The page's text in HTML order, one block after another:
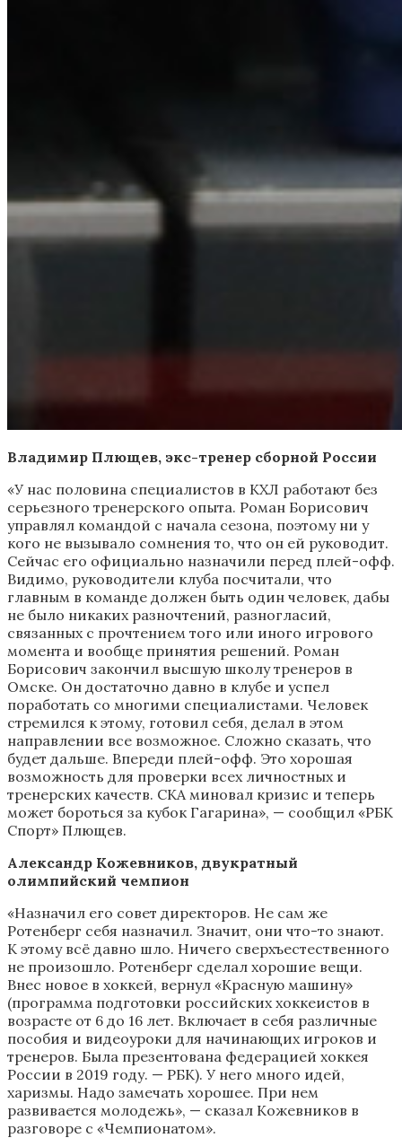
Владимир Плющев, экс-тренер сборной России
«У нас половина специалистов в КХЛ работают без
серьезного тренерского опыта. Роман Борисович
управлял командой с начала сезона, поэтому ни у
кого не вызывало сомнения то, что он ей руководит.
Сейчас его официально назначили перед плей-офф.
Видимо, руководители клуба посчитали, что
главным в команде должен быть один человек, дабы
не было никаких разночтений, разногласий,
связанных с прочтением того или иного игрового
момента и вообще принятия решений. Роман
Борисович закончил высшую школу тренеров в
Омске. Он достаточно давно в клубе и успел
поработать со многими специалистами. Человек
стремился к этому, готовил себя, делал в этом
направлении все возможное. Сложно сказать, что
будет дальше. Впереди плей-офф. Это хорошая
возможность для проверки всех личностных и
тренерских качеств. СКА миновал кризис и теперь
может бороться за кубок Гагарина», — сообщил «РБК
Спорт» Плющев.
Александр Кожевников, двукратный
олимпийский чемпион
«Назначил его совет директоров. Не сам же
Ротенберг себя назначил. Значит, они что-то знают.
К этому всё давно шло. Ничего сверхъестественного
не произошло. Ротенберг сделал хорошие вещи.
Внес новое в хоккей, вернул «Красную машину»
(программа подготовки российских хоккеистов в
возрасте от 6 до 16 лет. Включает в себя различные
пособия и видеоуроки для начинающих игроков и
тренеров. Была презентована федерацией хоккея
России в 2019 году. — РБК). У него много идей,
харизмы. Надо замечать хорошее. При нем
развивается молодежь», — сказал Кожевников в
разговоре с «Чемпионатом».